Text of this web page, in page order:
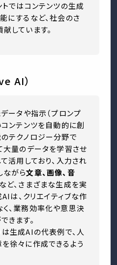
トではコンテンツの生成
にするなど、社会のさ
しています。
AI）
ータや指示（プロンプ
コンテンツを自動的に創
テクノロジー分野で
大量のデータを学習させ
活用しており、入力され
ながら文章、画像、音
など、さまざまな生成を実
は、クリエイティブな作
、業務効率化や意思決
きます。
は生成AIの代表例で、人
徐々に作成できるよう